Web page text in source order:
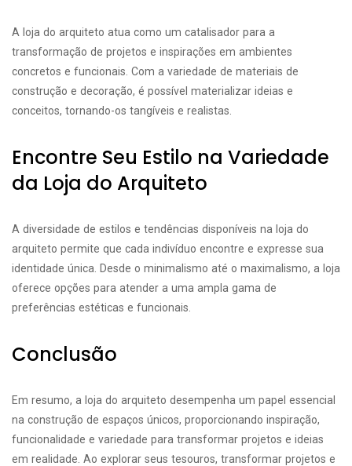
A loja do arquiteto atua como um catalisador para a
transformação de projetos e inspirações em ambientes
concretos e funcionais. Com a variedade de materiais de
construção e decoração, é possível materializar ideias e
conceitos, tornando-os tangíveis e realistas.
Encontre Seu Estilo na Variedade
da Loja do Arquiteto
A diversidade de estilos e tendências disponíveis na loja do
arquiteto permite que cada indivíduo encontre e expresse sua
identidade única. Desde o minimalismo até o maximalismo, a loja
oferece opções para atender a uma ampla gama de
preferências estéticas e funcionais.
Conclusão
Em resumo, a loja do arquiteto desempenha um papel essencial
na construção de espaços únicos, proporcionando inspiração,
funcionalidade e variedade para transformar projetos e ideias
em realidade. Ao explorar seus tesouros, transformar projetos e